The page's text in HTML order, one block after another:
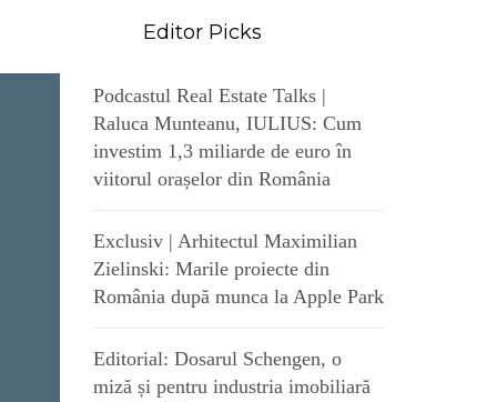
Editor Picks
Podcastul Real Estate Talks |
Raluca Munteanu, IULIUS: Cum
investim 1,3 miliarde de euro în
viitorul orașelor din România
Exclusiv | Arhitectul Maximilian
Zielinski: Marile proiecte din
România după munca la Apple Park
Editorial: Dosarul Schengen, o
miză și pentru industria imobiliară